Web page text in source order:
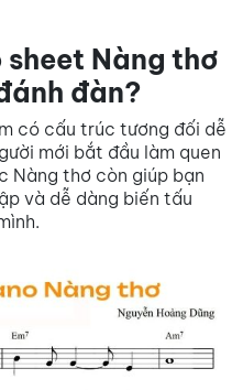
sheet Nàng thơ
đàn?
có cấu trúc tương đối dễ
mới bắt đầu làm quen
Nàng thơ còn giúp bạn
và dễ dàng biến tấu